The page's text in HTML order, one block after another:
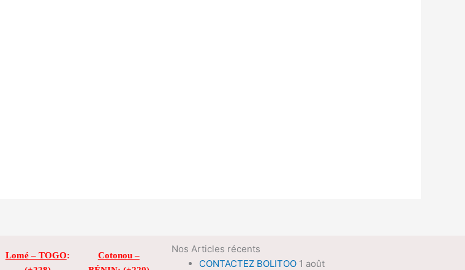
Lomé – TOGO:
Cotonou –
Nos Articles récents
CONTACTEZ BOLITOO 1 août